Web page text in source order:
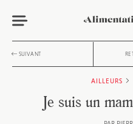
SUIVANT
AILLEURS
Je suis un